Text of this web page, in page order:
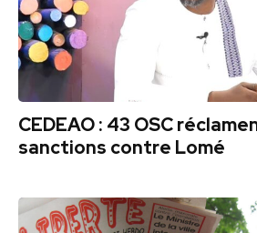
CEDEAO : 43 OSC
sanctions contre Lomé